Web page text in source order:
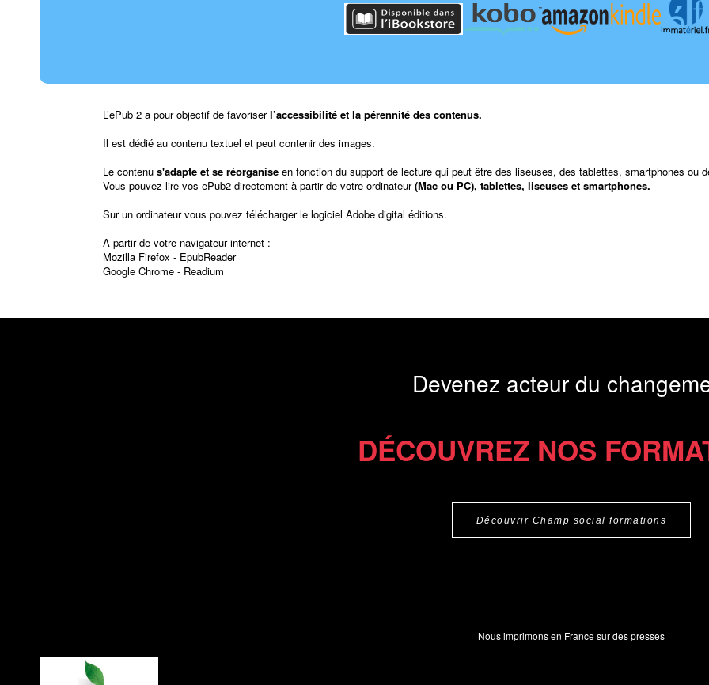
L’ePub 2 a pour objectif de favoriserl’accessibilité et la pérennité des contenus.
Il est dédié au contenu textuel et peut contenir des images.
Le contenu s'adapte et se réorganise en fonction du support de lecture qui peut être des liseuses, des tablettes, smartphones ou
Vous pouvez lire vos ePub2 directement à partir de votre ordinateur(Mac ou PC), tablettes, liseuses et smartphones.
Sur un ordinateur vous pouvez télécharger le logiciel Adobe digital éditions.
A partir de votre navigateur internet :
Mozilla Firefox - EpubReader
Google Chrome - Readium
Devenez acteur du
DÉCOUVREZ NOS
Découvrir Champ social formations
Nous imprimons en France sur des presses